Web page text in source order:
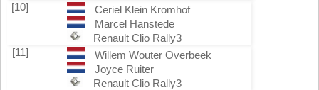
[10]
Ceriel Klein Kromhof
Marcel Hanstede
Renault Clio Rally3
[11]
Willem Wouter Overbeek
Joyce Ruiter
Renault Clio Rally3